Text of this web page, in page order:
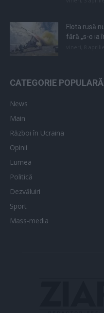
Flota rusă
fără „s-o ia
CATEGORIE POPULARĂ
News
Main
Război în Ucraina
Opinii
Lumea
Politică
Dezvăluiri
Sport
Mass-media